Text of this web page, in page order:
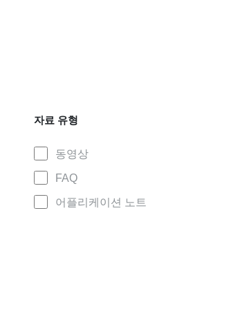
자료 유형
동영상
FAQ
어플리케이션 노트